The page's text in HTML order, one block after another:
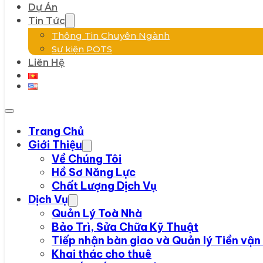
Dự Án
Tin Tức
Thông Tin Chuyên Ngành
Sự kiện POTS
Liên Hệ
Trang Chủ
Giới Thiệu
Về Chúng Tôi
Hồ Sơ Năng Lực
Chất Lượng Dịch Vụ
Dịch Vụ
Quản Lý Toà Nhà
Bảo Trì, Sửa Chữa Kỹ Thuật
Tiếp nhận bàn giao và Quản lý Tiền vận
Khai thác cho thuê